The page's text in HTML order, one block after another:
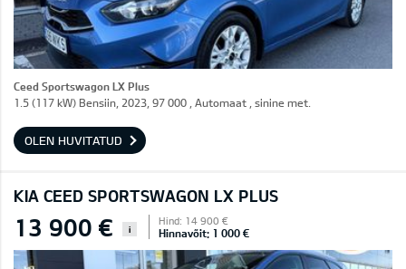
Ceed Sportswagon LX Plus
1.5 (117 kW) Bensiin, 2023, 97 000 , Automaat , sinine met.
OLEN HUVITATUD
KIA CEED SPORTSWAGON LX PLUS
13 900 € i
Hind: 14 900 €
Hinnavõit: 1 000 €